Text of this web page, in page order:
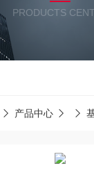
PRODUCTS
产品中心